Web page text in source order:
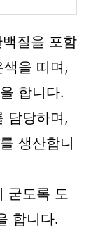
질을 포함
을 띠며,
합니다.
담당하며,
생산합니
굳도록 도
합니다.